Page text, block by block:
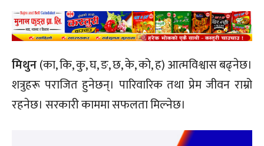
मिथुन(का, कि, कु, घ, ङ, छ, के, को, ह) आत्मविश्वास बढ्नेछ।
शत्रुहरू पराजित हुनेछन्। पारिवारिक तथा प्रेम जीवन राम्रो
रहनेछ। सरकारी काममा सफलता मिल्नेछ।